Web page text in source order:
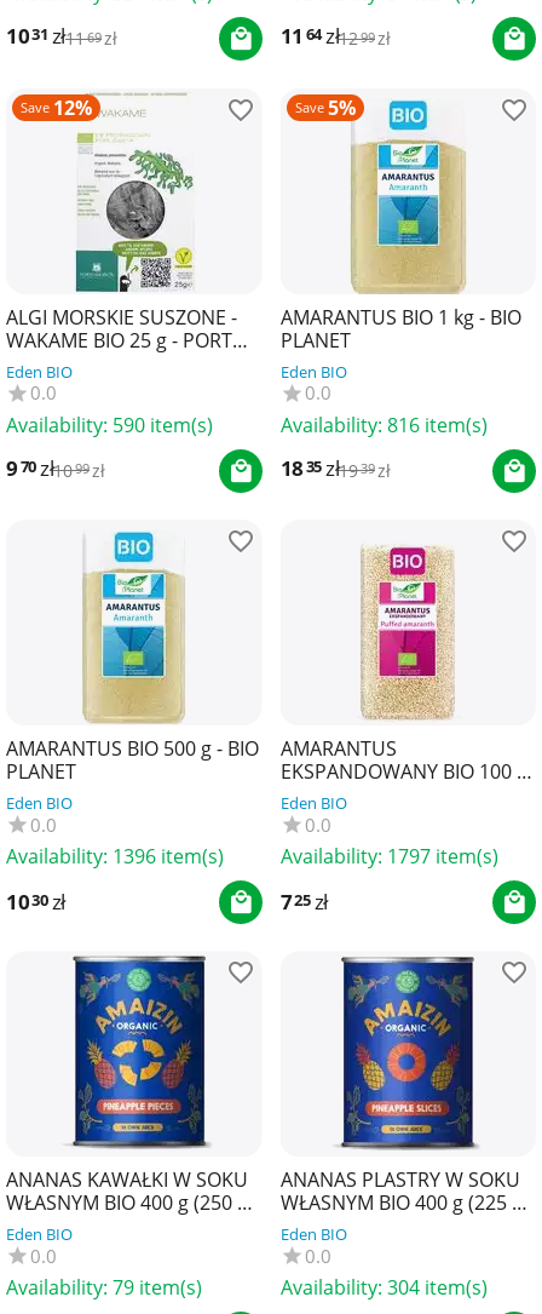
1031 zł1169zł 11 64zł1299zł
Save 12%
ALGI MORSKIE SUSZONE -
WAKAME BIO 25 g - PORTO
MUINOS
Eden BIO
0.0
Availability: 590 item(s)
970zł1099 zł
Save 5%
AMARANTUS BIO 1 kg - BIO
PLANET
Eden BIO
0.0
Availability: 816 item(s)
1835zł1939 zł
AMARANTUS BIO 500 g - BIO
PLANET
Eden BIO
0.0
Availability: 1396 item(s)
1030zł
AMARANTUS
EKSPANDOWANY BIO 100 g
- BIO PLANET
Eden BIO
0.0
Availability: 1797 item(s)
725zł
ANANAS KAWAŁKI W SOKU
WŁASNYM BIO 400 g (250 g)
- AMAIZIN
Eden BIO
0.0
Availability: 79 item(s)
ANANAS PLASTRY W SOKU
WŁASNYM BIO 400 g (225 g)
- AMAIZIN
Eden BIO
0.0
Availability: 304 item(s)